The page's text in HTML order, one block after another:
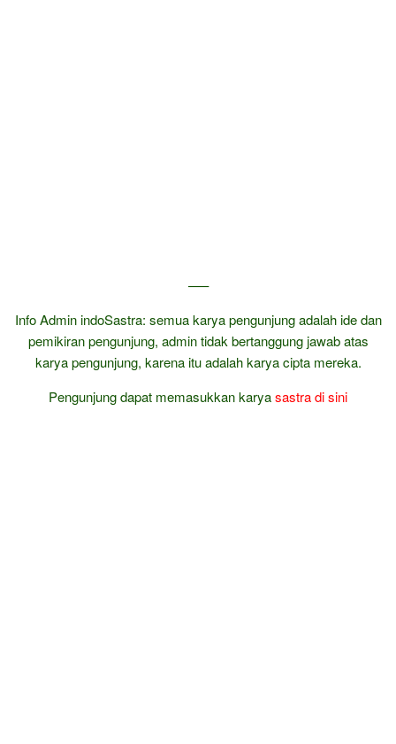
—–
Info Admin indoSastra: semua karya pengunjung adalah ide dan
pemikiran pengunjung, admin tidak bertanggung jawab atas
karya pengunjung, karena itu adalah karya cipta mereka.
Pengunjung dapat memasukkan karyasastradi sini